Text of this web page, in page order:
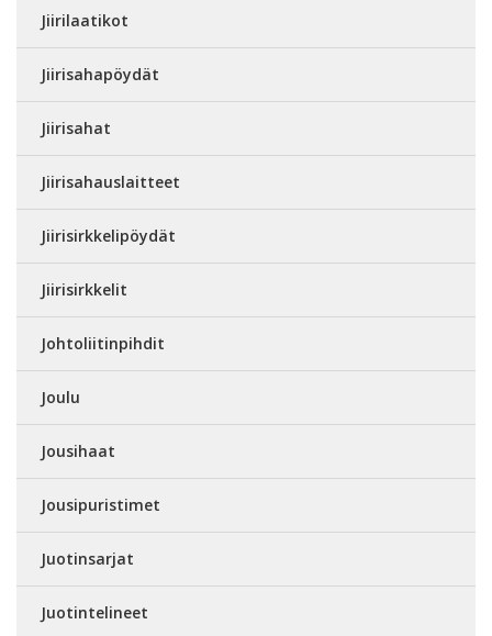
Jiirilaatikot
Jiirisahapöydät
Jiirisahat
Jiirisahauslaitteet
Jiirisirkkelipöydät
Jiirisirkkelit
Johtoliitinpihdit
Joulu
Jousihaat
Jousipuristimet
Juotinsarjat
Juotintelineet